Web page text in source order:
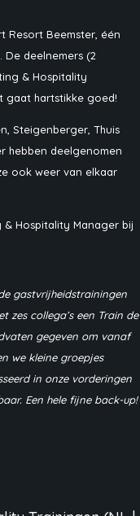
Resort Beemster, één
De deelnemers (2
& Hospitality
gaat hartstikke goed!
Steigenberger, Thuis
hebben deelgenomen
ook weer van elkaar
& Hospitality Manager bij
gastvrijheidstrainingen
zes collega’s een Train de
gegeven om vanaf
we kleine groepjes
in onze vorderingen
Een hele fijne back-up!